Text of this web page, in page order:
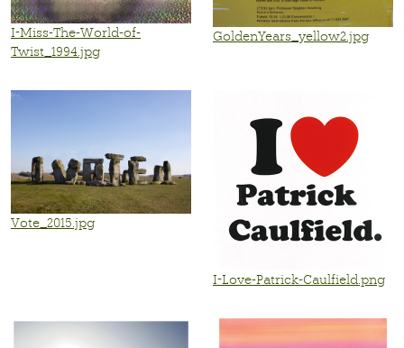
I-Miss-The-World-of-
Twist_1994.jpg
GoldenYears_yellow2.jpg
Vote_2015.jpg
I-Love-Patrick-Caulfield.png